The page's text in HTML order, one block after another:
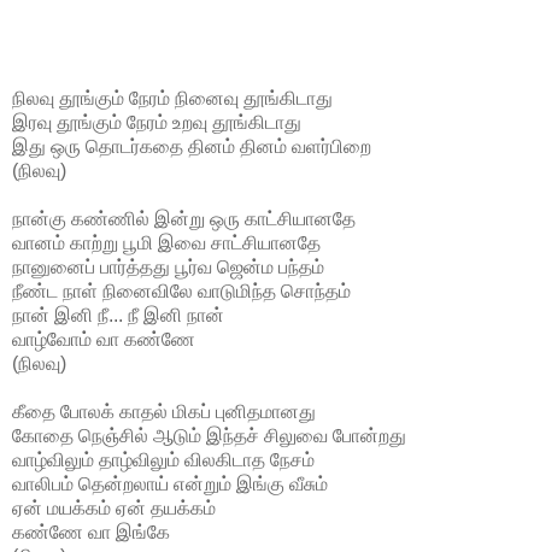
நிலவு தூங்கும் நேரம் நினைவு தூங்கிடாது
இரவு தூங்கும் நேரம் உறவு தூங்கிடாது
இது ஒரு தொடர்கதை தினம் தினம் வளர்பிறை
(நிலவு)
நான்கு கண்ணில் இன்று ஒரு காட்சியானதே
வானம் காற்று பூமி இவை சாட்சியானதே
நானுனைப் பார்த்தது பூர்வ ஜென்ம பந்தம்
நீண்ட நாள் நினைவிலே வாடுமிந்த சொந்தம்
நான் இனி நீ... நீ இனி நான்
வாழ்வோம் வா கண்ணே
(நிலவு)
கீதை போலக் காதல் மிகப் புனிதமானது
கோதை நெஞ்சில் ஆடும் இந்தச் சிலுவை போன்றது
வாழ்விலும் தாழ்விலும் விலகிடாத நேசம்
வாலிபம் தென்றலாய் என்றும் இங்கு வீசும்
ஏன் மயக்கம் ஏன் தயக்கம்
கண்ணே வா இங்கே